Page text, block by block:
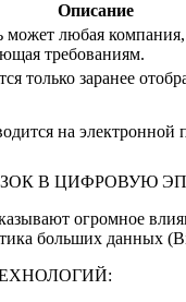
Описание
может любая компания,
требованиям.
только заранее
на электронной
В ЦИФРОВУЮ
огромное
больших данных